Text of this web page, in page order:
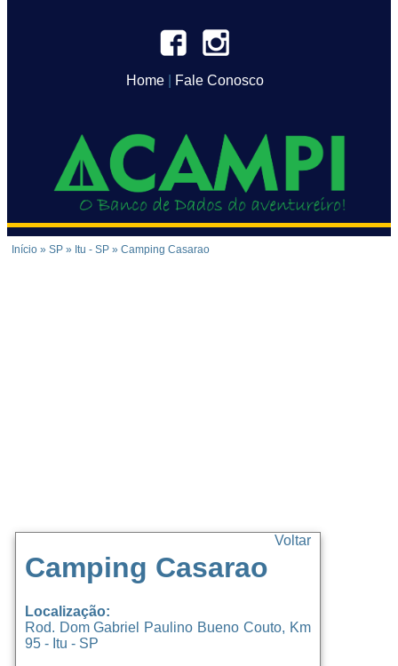
Home| Fale Conosco
Início » SP » Itu - SP » Camping Casarao
Voltar
Camping Casarao
Localização:
Rod. Dom Gabriel Paulino Bueno Couto, Km
95 - Itu - SP